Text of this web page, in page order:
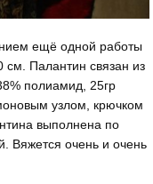
ещё одной работы
Палантин связан из
полиамид, 25гр
узлом, крючком
выполнена по
Вяжется очень и очень